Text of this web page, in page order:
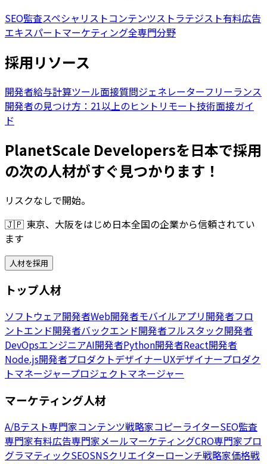
SEO監査スペシャリストコンテンツストラテジスト有料広告
エキスパートマーケティング全専門分野
採用リソース
開発者給与計算ツール面接質問ジェネレーターフリーランス
開発者の見つけ方：21以上のヒント リモート技術面接ガイ
ド
PlanetScale Developersを日本で採用
の次の人材がすぐ見つかります！
リスクなしで開始。
🇯🇵 東京、大阪をはじめ日本全国の企業から信頼されてい
ます
人材を採用
トップ人材
ソフトウェア開発者Web開発者モバイルアプリ開発者フロ
ントエンド開発者バックエンド開発者フルスタック開発者
DevOpsエンジニアAI開発者Python開発者React開発者
Node.js開発者プロダクトデザイナーUXデザイナープロダク
トマネージャープロジェクトマネージャー
マーケティング人材
A/Bテスト専門家コンテンツ戦略家コピーライターSEO監査
専門家有料広告専門家メールマーケティングCRO専門家プロ
グラマティックSEOSNSクリエイターローンチ戦略家価格戦